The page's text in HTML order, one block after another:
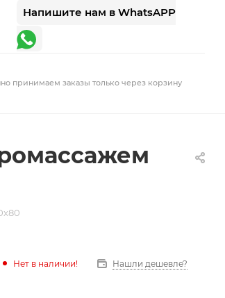
Напишите нам в WhatsAPP
принимаем заказы только через корзину
Нет в наличии! Нашли дешевле?